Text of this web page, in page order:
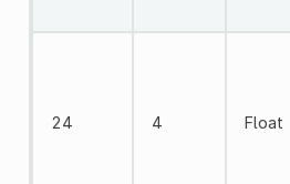
24 4 Float